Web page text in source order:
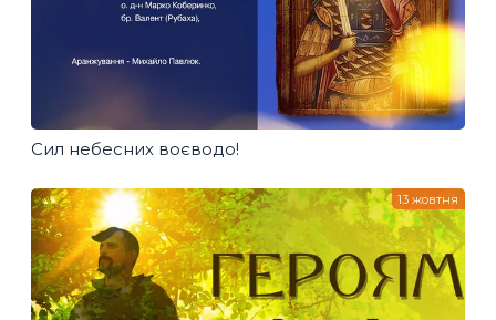
Сил небесних воєводо!
13 жовтня